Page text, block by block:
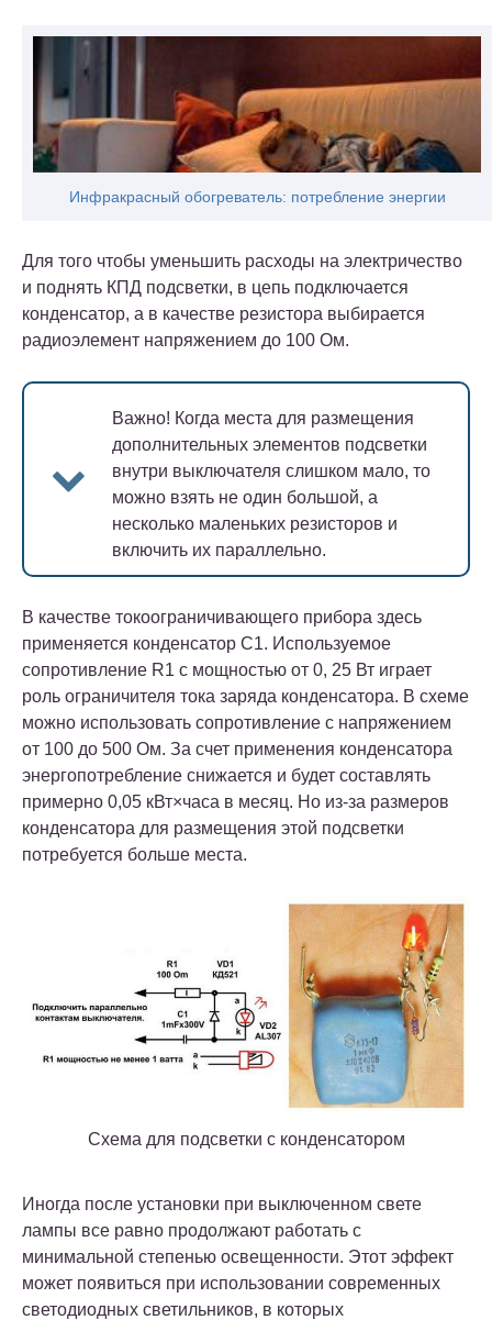
Инфракрасный обогреватель: потребление энергии
Для того чтобы уменьшить расходы на электричество
и поднять КПД подсветки, в цепь подключается
конденсатор, а в качестве резистора выбирается
радиоэлемент напряжением до 100 Ом.
Важно! Когда места для размещения
дополнительных элементов подсветки
внутри выключателя слишком мало, то
можно взять не один большой, а
несколько маленьких резисторов и
включить их параллельно.
В качестве токоограничивающего прибора здесь
применяется конденсатор С1. Используемое
сопротивление R1 с мощностью от 0, 25 Вт играет
роль ограничителя тока заряда конденсатора. В схеме
можно использовать сопротивление с напряжением
от 100 до 500 Ом. За счет применения конденсатора
энергопотребление снижается и будет составлять
примерно 0,05 кВт×часа в месяц. Но из-за размеров
конденсатора для размещения этой подсветки
потребуется больше места.
Схема для подсветки с конденсатором
Иногда после установки при выключенном свете
лампы все равно продолжают работать с
минимальной степенью освещенности. Этот эффект
может появиться при использовании современных
светодиодных светильников, в которых